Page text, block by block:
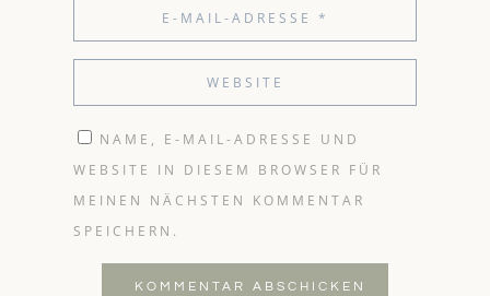
NAME, E-MAIL-ADRESSE UND
WEBSITE IN DIESEM BROWSER FÜR
MEINEN NÄCHSTEN KOMMENTAR
SPEICHERN.
KOMMENTAR ABSCHICKEN